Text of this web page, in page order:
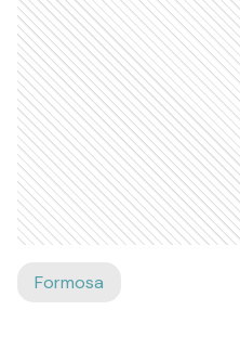
Formosa